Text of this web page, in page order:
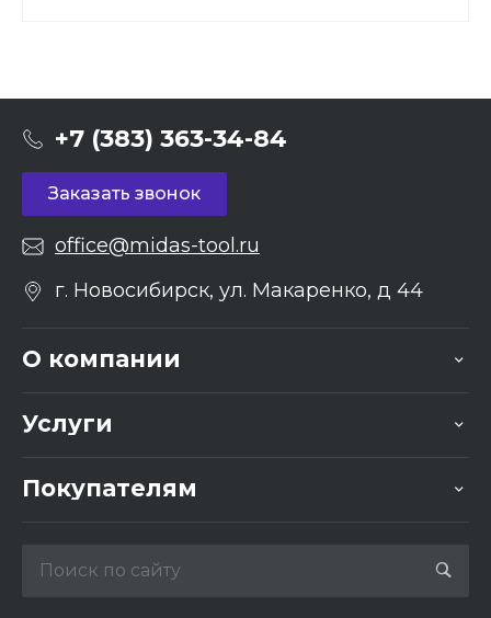
+7 (383) 363-34-84
Заказать звонок
office@midas-tool.ru
г. Новосибирск, ул. Макаренко, д 44
О компании
Услуги
Покупателям